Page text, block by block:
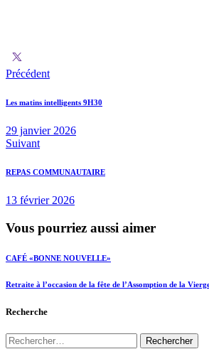
Précédent
Les matins intelligents 9H30
29 janvier 2026
Suivant
REPAS COMMUNAUTAIRE
13 février 2026
Vous pourriez aussi aimer
CAFÉ «BONNE NOUVELLE»
Retraite à l’occasion de la fête de l’Assomption de la
Recherche